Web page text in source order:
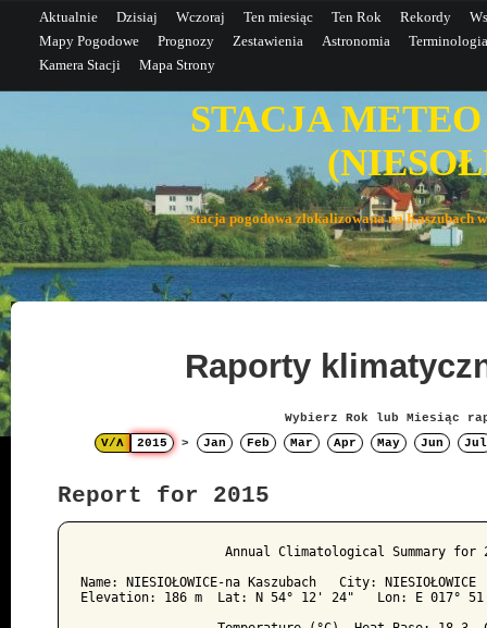
Aktualnie Dzisiaj Wczoraj Ten miesiąc Ten Rok Rekordy
Mapy Pogodowe
Prognozy Zestawienia Astronomia
Terminologia
Kamera Stacji
Mapa Strony
STACJA
stacja pogodowa zlokalizowana na
Raporty
Wybierz Rok lub Miesiąc
V/Λ
2015 > Jan Feb Mar Apr May Jun Jul
Report for 2015
Annual Climatological Summary for
Name: NIESIOŁOWICE-na Kaszubach   City:
Elevation: 186 m  Lat: N 54° 12' 24"   Lon: E 017°